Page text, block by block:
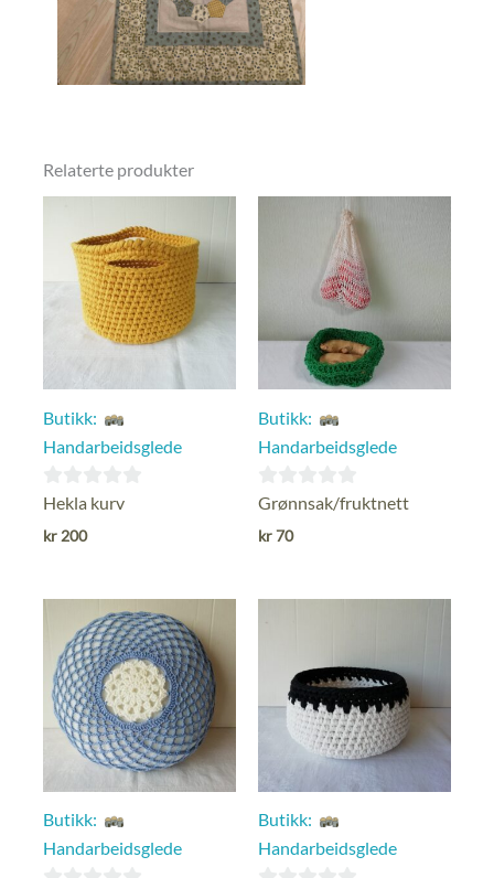
Relaterte produkter
Butikk:
Handarbeidsglede
0
ut
Hekla kurv
kr200
Butikk:
Handarbeidsglede
0
ut
Grønnsak/fruktnett
kr70
Butikk:
Handarbeidsglede
Butikk:
Handarbeidsglede